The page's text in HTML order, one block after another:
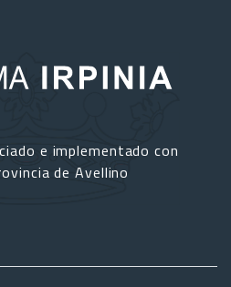
e implementado con
de Avellino